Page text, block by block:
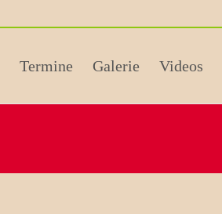
Termine Galerie Videos